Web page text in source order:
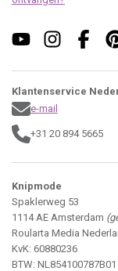
Klantenservice
e-mail
+31 20 894 5665
Knipmode
Spaklerweg 53
1114 AE Amsterdam
Roularta Media
KvK: 60880236
BTW: NL854100787B01